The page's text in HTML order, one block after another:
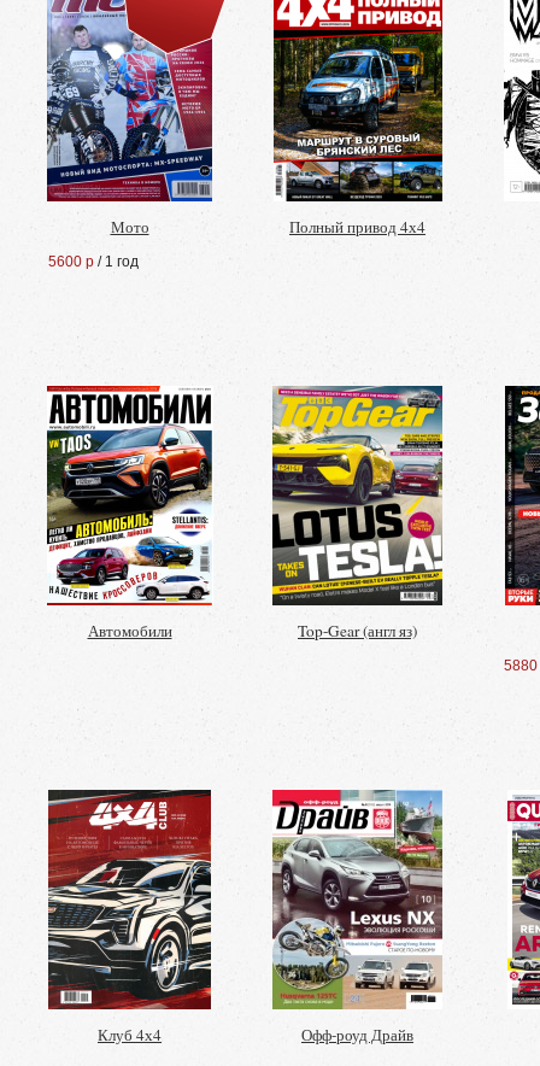
Мото
5600 р / 1 год
Полный привод 4х4
Автомобили Top-Gear (англ яз)
5880
Клуб 4х4 Офф-роуд Драйв